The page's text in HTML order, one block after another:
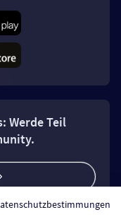
Werde Teil